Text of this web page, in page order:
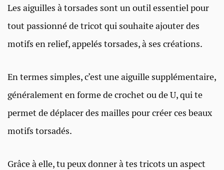
Les aiguilles à torsades sont un outil essentiel pour
tout passionné de tricot qui souhaite ajouter des
motifs en relief, appelés torsades, à ses créations.
En termes simples, c’est une aiguille supplémentaire,
généralement en forme de crochet ou de U, qui te
permet de déplacer des mailles pour créer ces beaux
motifs torsadés.
Grâce à elle, tu peux donner à tes tricots un aspect